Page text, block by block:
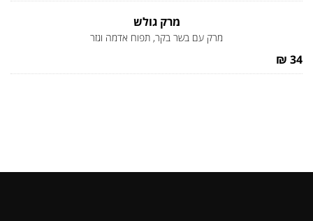
מרק גולש
מרק עם בשר בקר, תפוח אדמה וגזר
34 ₪